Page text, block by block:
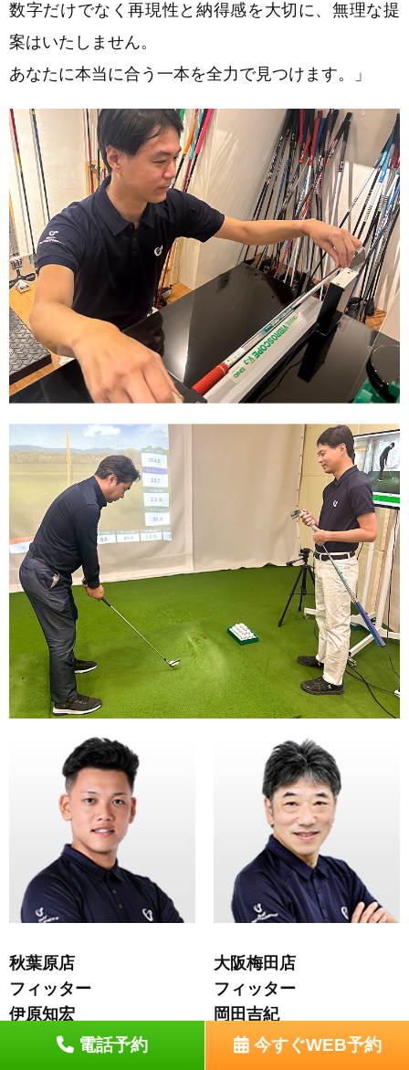
数字だけでなく再現性と納得感を大切に、無理な提
案はいたしません。
あなたに本当に合う一本を全力で見つけます。」
秋葉原店
フィッター
伊原知宏
Tomohiro Ihara
大阪梅田店
フィッター
岡田吉紀
Yoshinori Okada
電話予約 今すぐWEB予約